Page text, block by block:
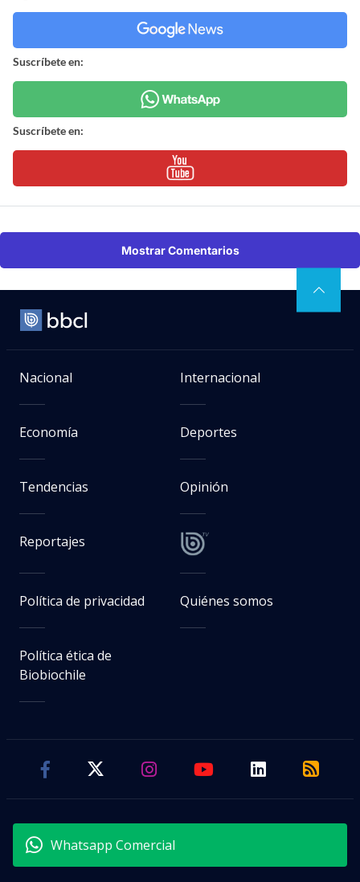
Suscríbete en:
Suscríbete en:
Mostrar Comentarios
Nacional Internacional
Economía Deportes
Tendencias Opinión
Reportajes
Política de privacidad Quiénes somos
Política ética de
Biobiochile
Whatsapp Comercial